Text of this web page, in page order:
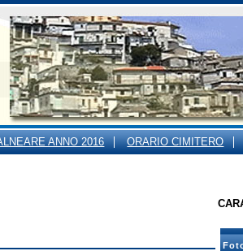
ANNO 2016 ORARIO CIMITERO